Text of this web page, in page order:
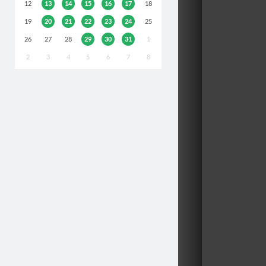
12 13 14 15 16 17 18
19 20 21 22 23 24 25
26 27 28 29 30 31 1
2 3 4 5 6 7 8